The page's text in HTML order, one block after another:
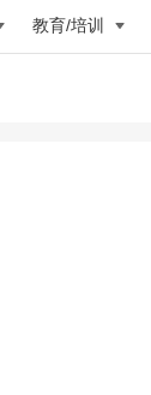
教育/培训